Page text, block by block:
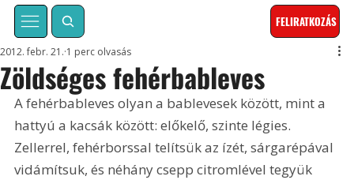
FELIRATKOZÁS
Zöldséges fehérbableves
2012. febr. 21. 1 perc olvasás
A fehérbableves olyan a bablevesek között, mint a
hattyú a kacsák között: előkelő, szinte légies.
Zellerrel, fehérborssal telítsük az ízét, sárgarépával
vidámítsuk, és néhány csepp citromlével tegyük